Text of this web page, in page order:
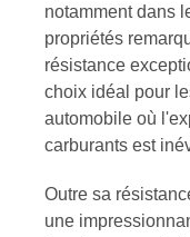
notamment dans
propriétés
résistance
choix idéal pour
automobile où
carburants est
Outre sa
une